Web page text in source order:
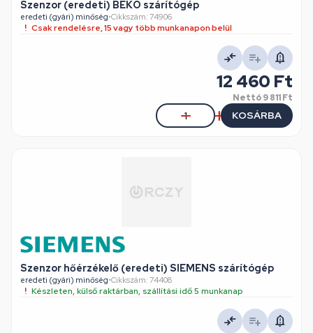
Szenzor (eredeti) BEKO szárítógép
eredeti (gyári) minőség•Cikkszám: 74906
Csak rendelésre, 15 vagy több munkanapon belül
12 460 Ft
Nettó9 811 Ft
KOSÁRBA
Szenzor hőérzékelő (eredeti) SIEMENS szárítógép
eredeti (gyári) minőség•Cikkszám: 74408
Készleten, külső raktárban, szállítási idő 5 munkanap